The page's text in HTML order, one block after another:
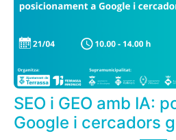
SEO i GEO amb IA:
Google i cercadors